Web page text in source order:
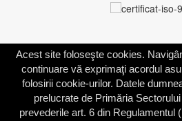
PRIMĂRIA SECTORULUI 3
Adresa:Calea Dudeşti nr. 191
Bucureşti, Sector 3, România
Contactați-ne
Acest site foloseşte cookies.
continuare vă exprimaţi acordul
folosirii cookie-urilor. Datele
prelucrate de Primăria
prevederile art. 6 din Regulamentul